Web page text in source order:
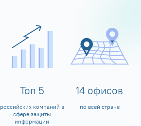
Топ 5
российских компаний в
сфере защиты
информации
14 офисов
по всей стране